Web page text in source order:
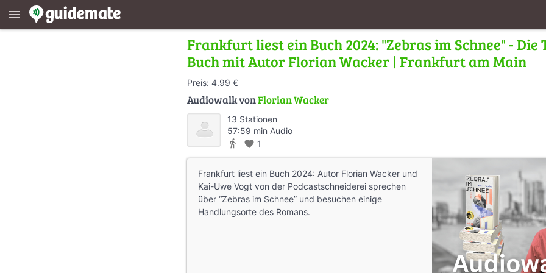
menu
Frankfurt liest ein Buch 2024: "Zebras im Schnee" - Die
Buch mit Autor Florian Wacker | Frankfurt am Main
Preis: 4.99 €
Audiowalk vonFlorian Wacker
13 Stationen
57:59 min Audio
directions_walk favorite 1
Frankfurt liest ein Buch 2024: Autor Florian Wacker und
Kai-Uwe Vogt von der Podcastschneiderei sprechen
über “Zebras im Schnee” und besuchen einige
Handlungsorte des Romans.